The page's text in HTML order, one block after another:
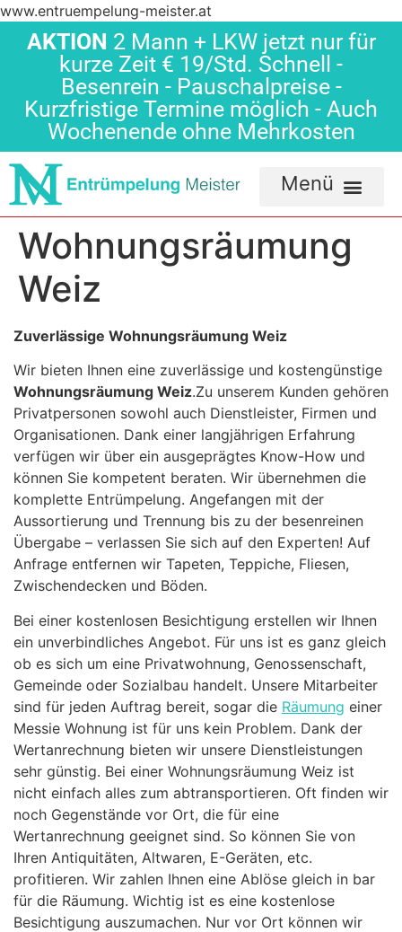
www.entruempelung-meister.at
AKTION 2 Mann + LKW jetzt nur für
kurze Zeit € 19/Std. Schnell -
Besenrein - Pauschalpreise -
Kurzfristige Termine möglich - Auch
Wochenende ohne Mehrkosten
Wohnungsräumung
Weiz
Zuverlässige Wohnungsräumung Weiz
Wir bieten Ihnen eine zuverlässige und kostengünstige
Wohnungsräumung Weiz.Zu unserem Kunden gehören
Privatpersonen sowohl auch Dienstleister, Firmen und
Organisationen. Dank einer langjährigen Erfahrung
verfügen wir über ein ausgeprägtes Know-How und
können Sie kompetent beraten. Wir übernehmen die
komplette Entrümpelung. Angefangen mit der
Aussortierung und Trennung bis zu der besenreinen
Übergabe – verlassen Sie sich auf den Experten! Auf
Anfrage entfernen wir Tapeten, Teppiche, Fliesen,
Zwischendecken und Böden.
Bei einer kostenlosen Besichtigung erstellen wir Ihnen
ein unverbindliches Angebot. Für uns ist es ganz gleich
ob es sich um eine Privatwohnung, Genossenschaft,
Gemeinde oder Sozialbau handelt. Unsere Mitarbeiter
sind für jeden Auftrag bereit, sogar die Räumung einer
Messie Wohnung ist für uns kein Problem. Dank der
Wertanrechnung bieten wir unsere Dienstleistungen
sehr günstig. Bei einer Wohnungsräumung Weiz ist
nicht einfach alles zum abtransportieren. Oft finden wir
noch Gegenstände vor Ort, die für eine
Wertanrechnung geeignet sind. So können Sie von
Ihren Antiquitäten, Altwaren, E-Geräten, etc.
profitieren. Wir zahlen Ihnen eine Ablöse gleich in bar
für die Räumung. Wichtig ist es eine kostenlose
Besichtigung auszumachen. Nur vor Ort können wir